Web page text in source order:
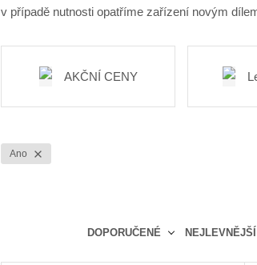
v případě nutnosti opatříme zařízení novým
AKČNÍ CENY
Ano
DOPORUČENÉ NEJLEVNĚJŠÍ